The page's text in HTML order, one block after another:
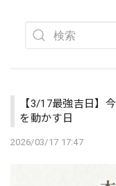
【3/17最強吉日】
を動かす日
2026/03/17 17:47